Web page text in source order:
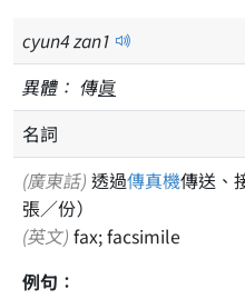
cyun4zan1
異體： 傳眞
名詞
(廣東話) 透過傳真機傳送、
張／份）
(英文) fax; facsimile
例句：